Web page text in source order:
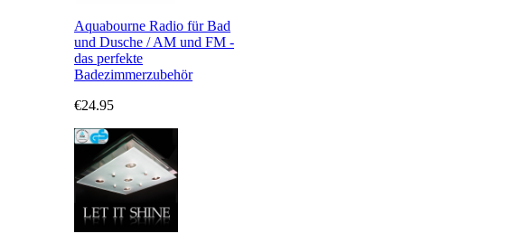
Aquabourne Radio für Bad
und Dusche / AM und FM -
das perfekte
Badezimmerzubehör
€24.95